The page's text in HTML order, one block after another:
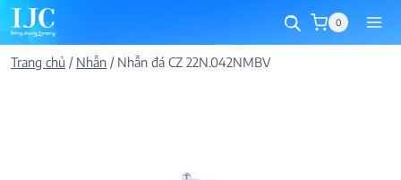
Skip
to
content
0
Trang chủ / Nhẫn / Nhẫn đá CZ 22N.042NMBV